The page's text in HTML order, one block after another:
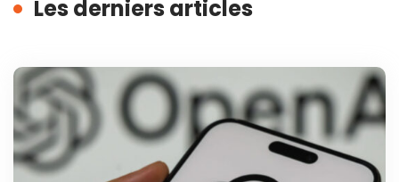
Les derniers articles